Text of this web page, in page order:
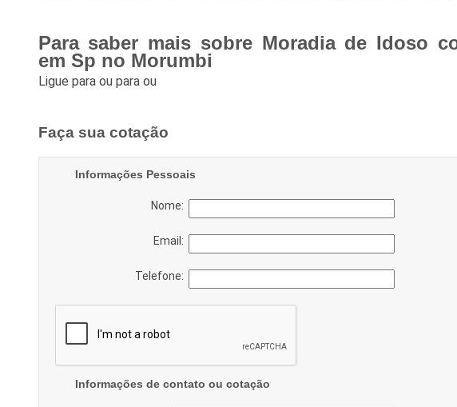
Para saber mais sobre Moradia de Idoso
em Sp no Morumbi
Ligue para ou para ou
Faça sua cotação
Informações Pessoais
Nome:
Email:
Telefone:
Informações de contato ou cotação